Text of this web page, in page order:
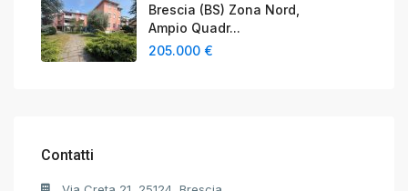
Brescia (BS) Zona Nord,
Ampio Quadr...
205.000 €
Contatti